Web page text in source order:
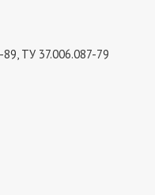
ТУ 37.006.087-79